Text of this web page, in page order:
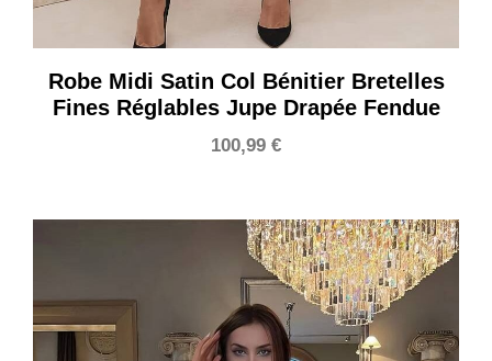
Robe Midi Satin Col Bénitier Bretelles
Fines Réglables Jupe Drapée Fendue
100,99 €